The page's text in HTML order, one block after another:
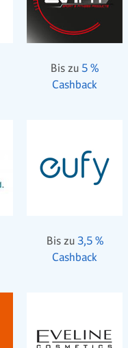
Bis zu 5 %
Cashback
Bis zu 3,5 %
Cashback